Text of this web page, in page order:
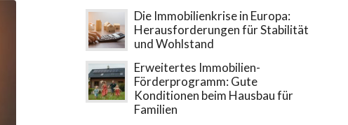
Die Immobilienkrise in Europa:
Herausforderungen für Stabilität
und Wohlstand
Erweitertes Immobilien-
Förderprogramm: Gute
Konditionen beim Hausbau für
Familien